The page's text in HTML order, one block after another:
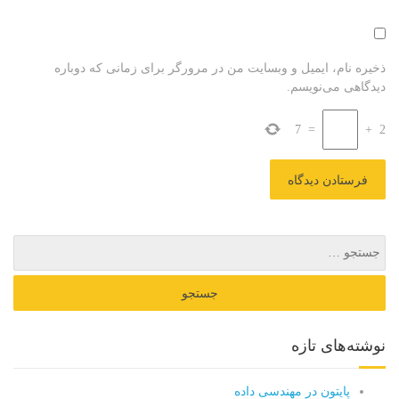
ذخیره نام، ایمیل و وبسایت من در مرورگر برای زمانی که دوباره
دیدگاهی می‌نویسم.
2
+
=
7
نوشته‌های تازه
پایتون در مهندسی داده